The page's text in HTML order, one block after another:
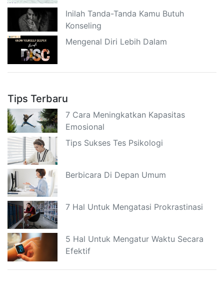
Inilah Tanda-Tanda Kamu Butuh
Konseling
Mengenal Diri Lebih Dalam
Tips Terbaru
7 Cara Meningkatkan Kapasitas
Emosional
Tips Sukses Tes Psikologi
Berbicara Di Depan Umum
7 Hal Untuk Mengatasi Prokrastinasi
5 Hal Untuk Mengatur Waktu Secara
Efektif